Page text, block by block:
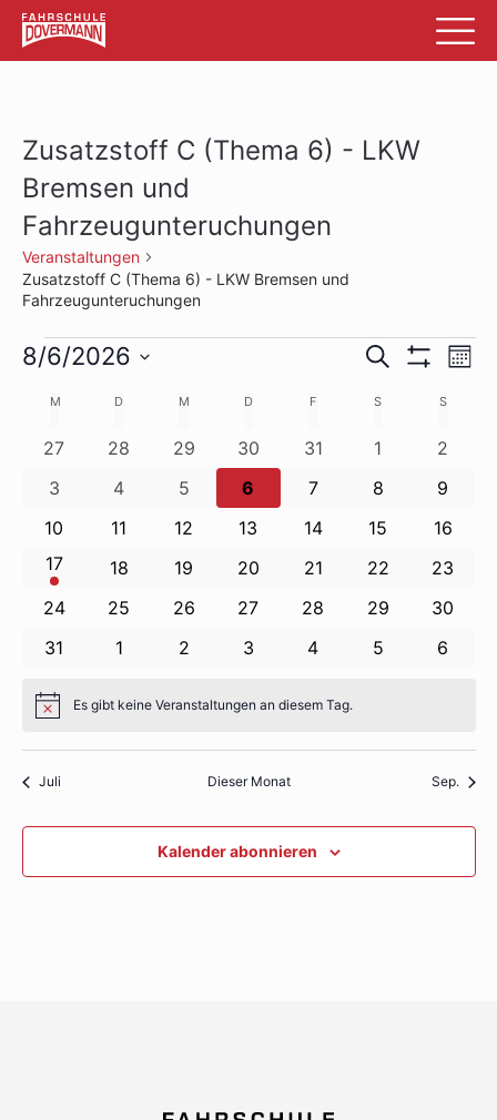
Zusatzstoff C (Thema 6) - LKW
Bremsen und
Fahrzeugunteruchungen
Veranstaltungen
Zusatzstoff C (Thema 6) - LKW Bremsen und
Fahrzeugunteruchungen
Veranstaltungen
Suche
und
Suche
Anzeigen
8/6/2026
wählen.
Kalender
von
Veranstaltungen
M D DIENSTAGM MITTWOCH
DDONNERSTAG
F S SAMSTAGS
0
27
0
Veranstaltungen
28
0
Veranstaltungen
29
0
Veranstaltungen
30
0
31
0
1
0
2
0
3
0
Veranstaltungen
4
0
Veranstaltungen
5
0
Veranstaltungen
6
0
7
0
8
0
9
0
Veranstaltungen
10
0
11
0
12
0
13
0
14
0
15
0
16
1
Veranstaltung
17
0
18
0
19
0
20
0
21
0
22
0
23
0
24
0
25
0
26
0
27
0
28
0
29
0
30
0
31
0
1
0
2
0
3
0
4
0
5
0
6
HinweisEs gibt keine Veranstaltungen an diesem Tag.
Juli Dieser Monat Sep.
Kalender abonnieren